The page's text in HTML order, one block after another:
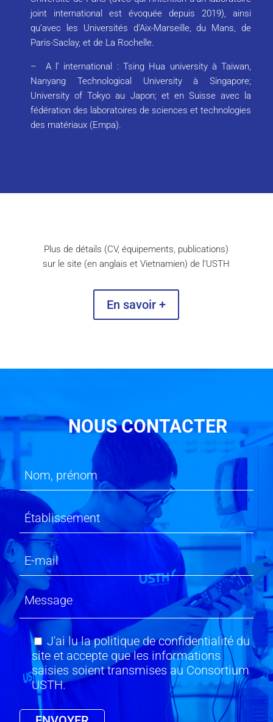
joint international est évoquée depuis 2019), ainsi
qu’avec les Universités d’Aix-Marseille, du Mans, de
Paris-Saclay, et de La Rochelle.
– Al’ international : Tsing Hua university à Taiwan,
Nanyang Technological University à Singapore;
University of Tokyo au Japon; et en Suisse avec la
fédération des laboratoires de sciences et technologies
des matériaux (Empa).
Plus de détails (CV, équipements, publications)
sur le site (en anglais et Vietnamien) de l’USTH
En savoir +
NOUS CONTACTER
J'ai lu la politique de confidentialité du
site et accepte que les informations
saisies soient transmises au Consortium
USTH.